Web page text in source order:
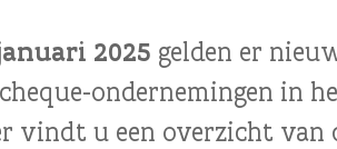
2025 gelden er
ondernemingen in
vindt u een overzicht van